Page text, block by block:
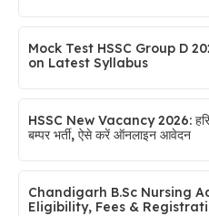
Mock Test HSSC Group D
on Latest Syllabus
HSSC New Vacancy 2026:
बम्पर भर्ती, ऐसे करें ऑनलाइन आवेदन
Chandigarh B.Sc Nursing
Eligibility, Fees &